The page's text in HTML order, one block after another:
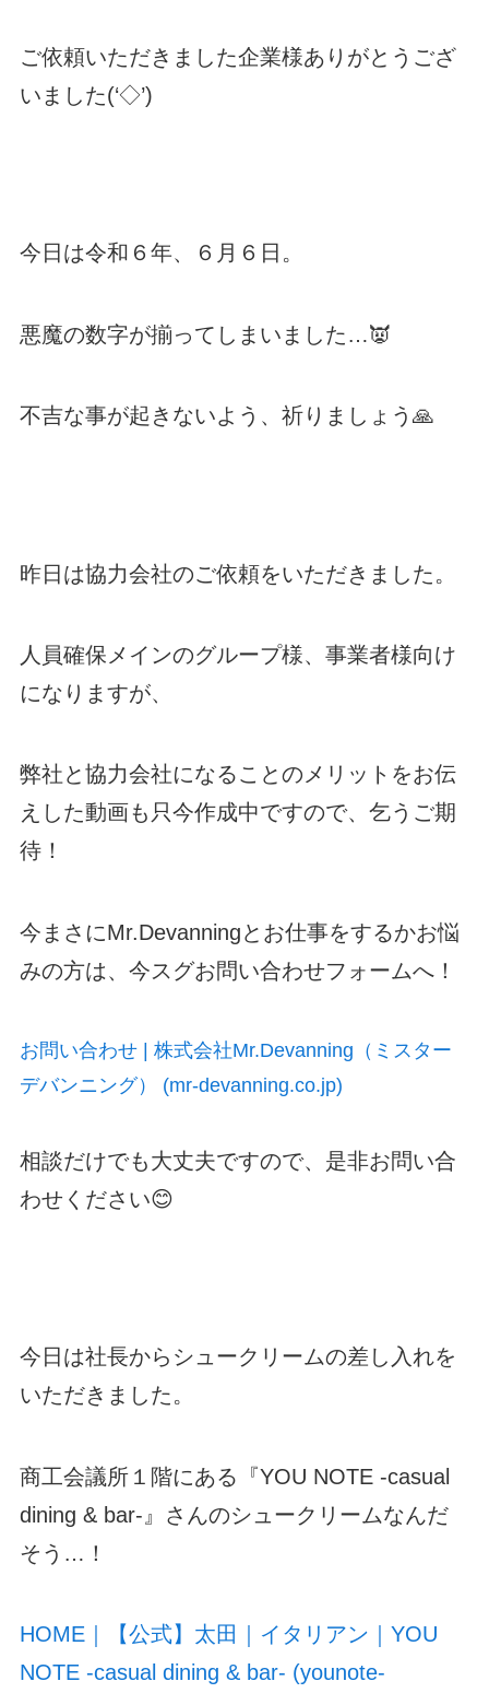
ご依頼いただきました企業様ありがとうござ
いました(‘◇’)ゞ
今日は令和６年、６月６日。
悪魔の数字が揃ってしまいました…👿
不吉な事が起きないよう、祈りましょう🙏
昨日は協力会社のご依頼をいただきました。
人員確保メインのグループ様、事業者様向け
になりますが、
弊社と協力会社になることのメリットをお伝
えした動画も只今作成中ですので、乞うご期
待！
今まさにMr.Devanningとお仕事をするかお悩
みの方は、今スグお問い合わせフォームへ！
お問い合わせ | 株式会社Mr.Devanning（ミスター
デバンニング） (mr-devanning.co.jp)
相談だけでも大丈夫ですので、是非お問い合
わせください😊
今日は社長からシュークリームの差し入れを
いただきました。
商工会議所１階にある『YOU NOTE -casual
dining & bar-』さんのシュークリームなんだ
そう…！
HOME｜【公式】太田｜イタリアン｜YOU
NOTE -casual dining & bar- (younote-